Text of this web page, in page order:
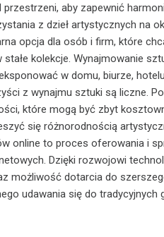
aby zapewnić
z dzieł artystycznych na
opcja dla osób i firm, które
kolekcje. Wynajmowanie
w domu, biurze,
z wynajmu sztuki są liczne.
które mogą być zbyt
się różnorodnością
online to proces oferowania i
Dzięki rozwojowi
możliwość dotarcia do
udawania się do tradycyjnych